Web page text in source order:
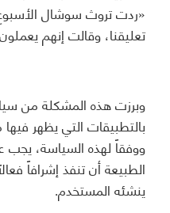
«ردت تروث سوشال
تعليقنا، وقالت إنهم
وبرزت هذه المشكلة من
بالتطبيقات التي يظهر
ووفقاً لهذه السياسة،
الطبيعة أن تنفذ إشرافاً
ينشئه المستخدم.